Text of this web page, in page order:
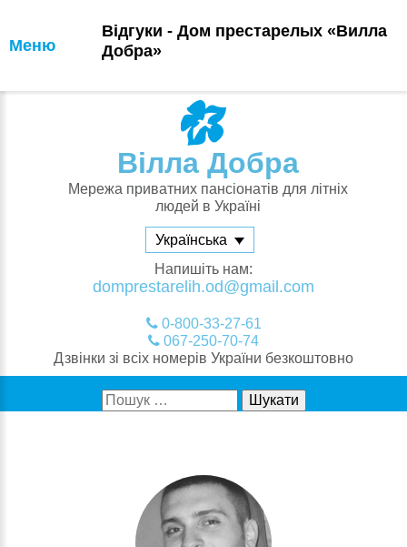
Skip
to
content
Українська
Вілла Добра
Мережа приватних пансіонатів для літніх
людей в Україні
Напишіть нам:
domprestarelih.od@gmail.com
0-800-33-27-61
067-250-70-74
Дзвінки зі всіх номерів України безкоштовно
Пошук:
Меню
Відгуки - Дом престарелых «Вилла
Добра»